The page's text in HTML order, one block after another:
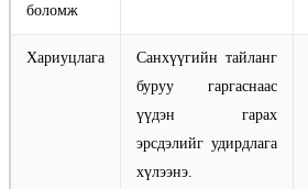
боломж
Хариуцлага
Санхүүгийн тайланг
буруу гаргаснаас
үүдэн гарах
эрсдэлийг удирдлага
хүлээнэ.